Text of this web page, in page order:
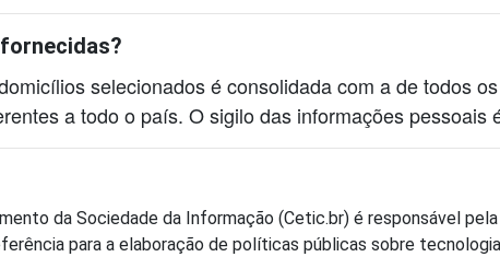
selecionados é consolidada com a de todos
a todo o país. O sigilo das informações pessoais
da Sociedade da Informação (Cetic.br) é responsável
para a elaboração de políticas públicas sobre